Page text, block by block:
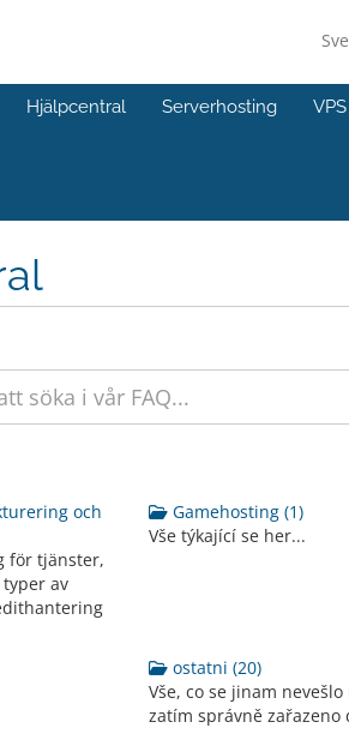
Hjälpcentral Serverhosting
och
för tjänster,
av
Gamehosting (1)
Vše týkající se her...
ostatni (20)
Vše, co se jinam
zatím správně zařazeno